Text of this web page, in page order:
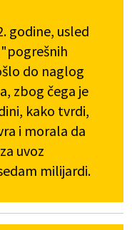
godine, usled
do naglog
zbog čega je
kako tvrdi,
i morala da
uvoz
milijardi.